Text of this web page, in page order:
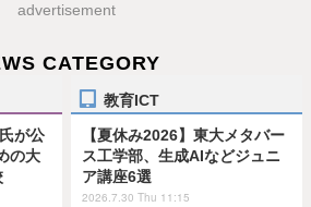
advertisement
CATEGORY
が公
の大
教育ICT
【夏休み2026】東大メタバー
ス工学部、生成AIなどジュニ
ア講座6選
2026.7.30 Thu 11:15